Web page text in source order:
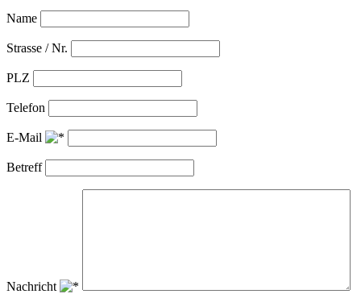
Name
Strasse / Nr.
PLZ
Telefon
E-Mail
Betreff
Nachricht